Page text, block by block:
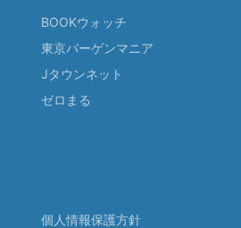
BOOKウォッチ
東京バーゲンマニア
Jタウンネット
ゼロまる
個人情報保護方針